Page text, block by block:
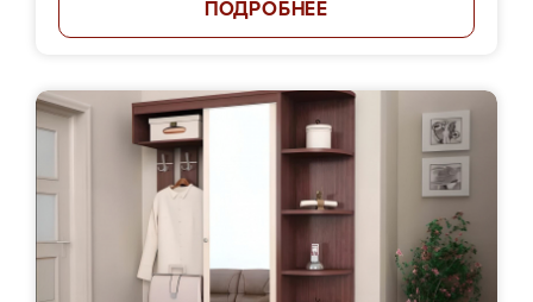
ПОДРОБНЕЕ